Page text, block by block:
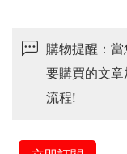
購物提醒：
要購買的文
流程!